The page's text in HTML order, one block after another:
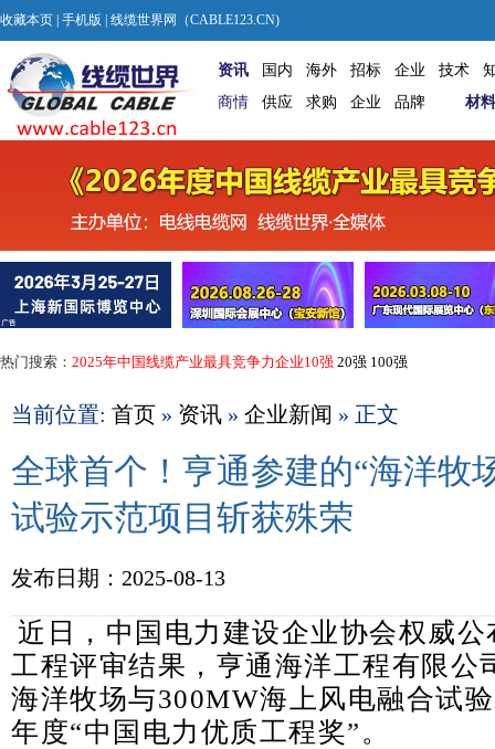
收藏本页 手机版 | 线缆世界网（CABLE123.CN)
资讯 国内 海外 招标 企业 技术
商情
供应 求购 企业 品牌 材料
热门搜索： 2025年中国线缆产业最具竞争力企业10强 20强 100强
当前位置: 首页 » 资讯 » 企业新闻 » 正文
全球首个！亨通参建的“海洋牧
试验示范项目斩获殊荣
发布日期：2025-08-13
近日，中国电力建设企业协会权威
工程评审结果，亨通海洋工程有限公
海洋牧场与300MW海上风电融合试
年度“中国电力优质工程奖”。